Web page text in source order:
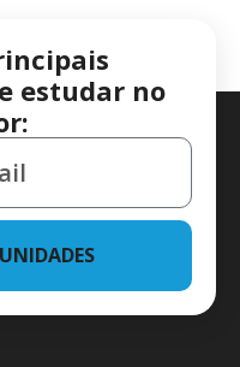
estudar no